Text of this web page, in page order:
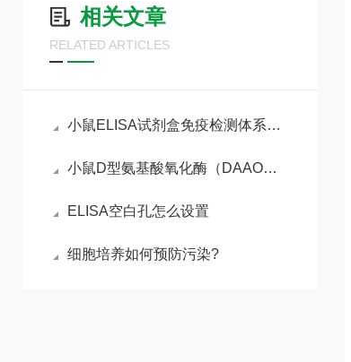
相关文章
RELATED ARTICLES
小鼠ELISA试剂盒免疫检测体系与动物模型实验实操指南
小鼠D型氨基酸氧化酶（DAAO）ELISA试剂盒参考说明书
ELISA空白孔怎么设置
细胞培养如何预防污染?